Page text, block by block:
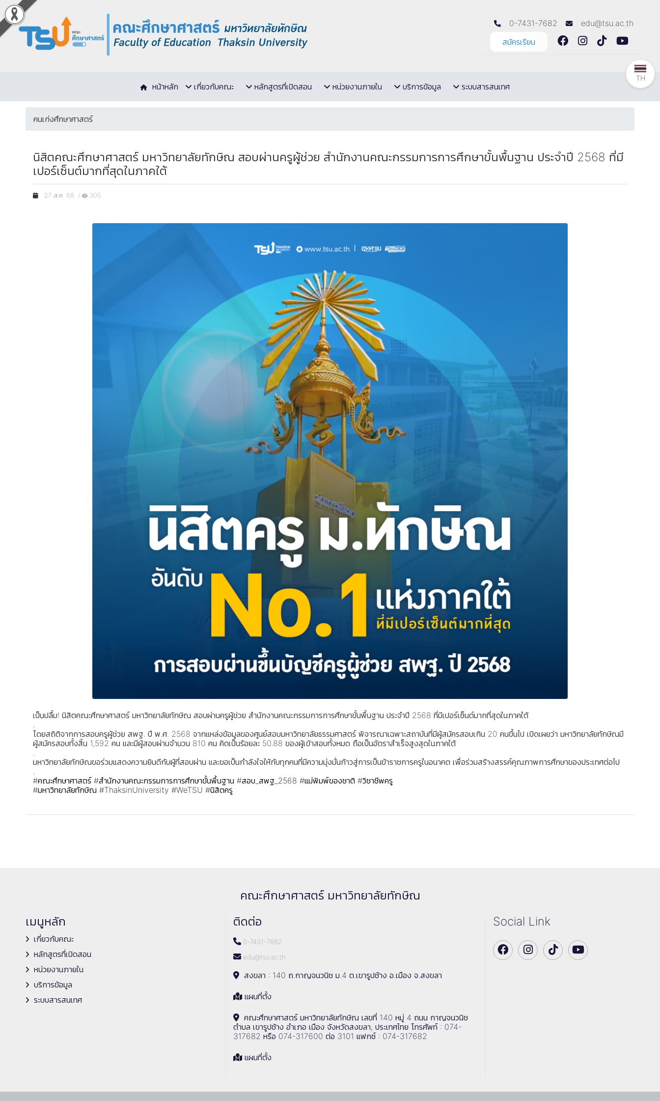
0-7431-7682
edu@tsu.ac.th
สมัครเรียน
หน้าหลัก เกี่ยวกับคณะ หลักสูตรที่เปิดสอน หน่วยงานภายใน บริการข้อมูล ระบบสารสนเทศ
คนเก่งศึกษาศาสตร์
นิสิตคณะศึกษาศาสตร์ มหาวิทยาลัยทักษิณ สอบผ่านครูผู้ช่วย สำนักงานคณะกรรมการการศึกษาขั้นพื้นฐาน ประจำปี 2568 ที่มี
เปอร์เซ็นต์มากที่สุดในภาคใต้
27 ส.ค. 68 / 305
เป็นปลื้ม! นิสิตคณะศึกษาศาสตร์ มหาวิทยาลัยทักษิณ สอบผ่านครูผู้ช่วย สำนักงานคณะกรรมการการศึกษาขั้นพื้นฐาน ประจำปี 2568 ที่มีเปอร์เซ็นต์มากที่สุดในภาคใต้
.
โดยสถิติจากการสอบครูผู้ช่วย สพฐ. ปี พ.ศ. 2568 จากแหล่งข้อมูลของศูนย์สอบมหาวิทยาลัยธรรมศาสตร์ พิจารณาเฉพาะสถาบันที่มีผู้สมัครสอบเกิน 20 คนขึ้นไป เปิดเผยว่า มหาวิทยาลัยทักษิณมี
ผู้สมัครสอบทั้งสิ้น 1,592 คน และมีผู้สอบผ่านจำนวน 810 คน คิดเป็นร้อยละ 50.88 ของผู้เข้าสอบทั้งหมด ถือเป็นอัตราสำเร็จสูงสุดในภาคใต้
.
มหาวิทยาลัยทักษิณขอร่วมแสดงความยินดีกับผู้ที่สอบผ่าน และขอเป็นกำลังใจให้กับทุกคนที่มีความมุ่งมั่นก้าวสู่การเป็นข้าราชการครูในอนาคต เพื่อร่วมสร้างสรรค์คุณภาพการศึกษาของประเทศต่อไป
.
#คณะศึกษาศาสตร์ #สำนักงานคณะกรรมการการศึกษาขั้นพื้นฐาน #สอบ_สพฐ_2568 #แม่พิมพ์ของชาติ #วิชาชีพครู
#มหาวิทยาลัยทักษิณ #ThaksinUniversity #WeTSU #นิสิตครู
คณะศึกษาศาสตร์ มหาวิทยาลัยทักษิณ
เมนูหลัก
เกี่ยวกับคณะ
หลักสูตรที่เปิดสอน
หน่วยงานภายใน
บริการข้อมูล
ระบบสารสนเทศ
ติดต่อ
0-7431-7682
edu@tsu.ac.th
สงขลา : 140 ถ.กาญจนวนิช ม.4 ต.เขารูปช้าง อ.เมือง จ.สงขลา
แผนที่ตั้ง
คณะศึกษาศาสตร์ มหาวิทยาลัยทักษิณ เลขที่ 140 หมู่ 4 ถนน กาญจนวนิช
ตำบล เขารูปช้าง อำเภอ เมือง จังหวัดสงขลา, ประเทศไทย โทรศัพท์ : 074-
317682 หรือ 074-317600 ต่อ 3101 แฟกซ์ : 074-317682
แผนที่ตั้ง
Social Link
TH